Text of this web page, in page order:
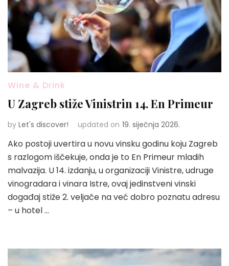
Wine & Drink
U Zagreb stiže Vinistrin 14. En Primeur
by Let's discover! updated on 19. siječnja 2026.
Ako postoji uvertira u novu vinsku godinu koju Zagreb
s razlogom iščekuje, onda je to En Primeur mladih
malvazija. U 14. izdanju, u organizaciji Vinistre, udruge
vinogradara i vinara Istre, ovaj jedinstveni vinski
događaj stiže 2. veljače na već dobro poznatu adresu
– u hotel …